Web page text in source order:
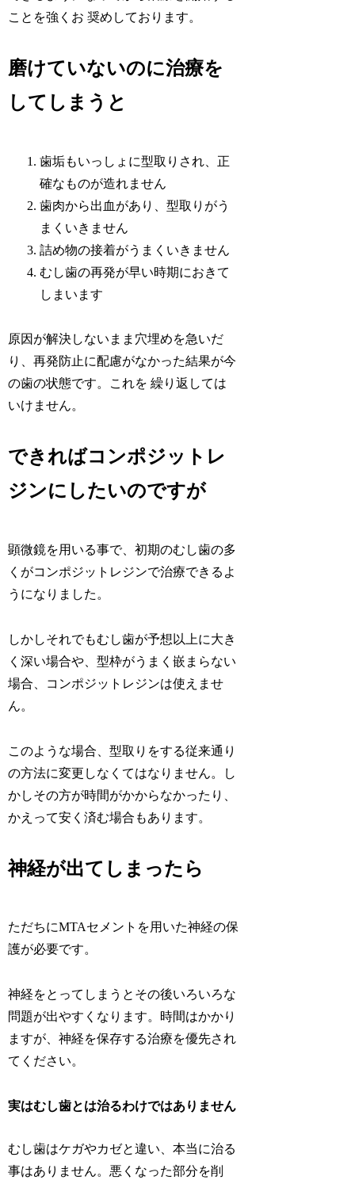
ことを強くお 奨めしております。
磨けていないのに治療を
してしまうと
歯垢もいっしょに型取りされ、正
確なものが造れません
歯肉から出血があり、型取りがう
まくいきません
詰め物の接着がうまくいきません
むし歯の再発が早い時期におきて
しまいます
原因が解決しないまま穴埋めを急いだ
り、再発防止に配慮がなかった結果が今
の歯の状態です。これを 繰り返しては
いけません。
できればコンポジットレ
ジンにしたいのですが
顕微鏡を用いる事で、初期のむし歯の多
くがコンポジットレジンで治療できるよ
うになりました。
しかしそれでもむし歯が予想以上に大き
く深い場合や、型枠がうまく嵌まらない
場合、コンポジットレジンは使えませ
ん。
このような場合、型取りをする従来通り
の方法に変更しなくてはなりません。し
かしその方が時間がかからなかったり、
かえって安く済む場合もあります。
神経が出てしまったら
ただちにMTAセメントを用いた神経の保
護が必要です。
神経をとってしまうとその後いろいろな
問題が出やすくなります。時間はかかり
ますが、神経を保存する治療を優先され
てください。
実はむし歯とは治るわけではありません
むし歯はケガやカゼと違い、本当に治る
事はありません。悪くなった部分を削